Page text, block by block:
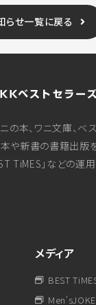
らせ一覧に戻る
の本、ワニ文庫、ベ
や新書の書籍出版
TiMES」などの運
メディア
BEST